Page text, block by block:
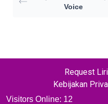
Voice
Request
Kebijakan
Visitors Online: 12